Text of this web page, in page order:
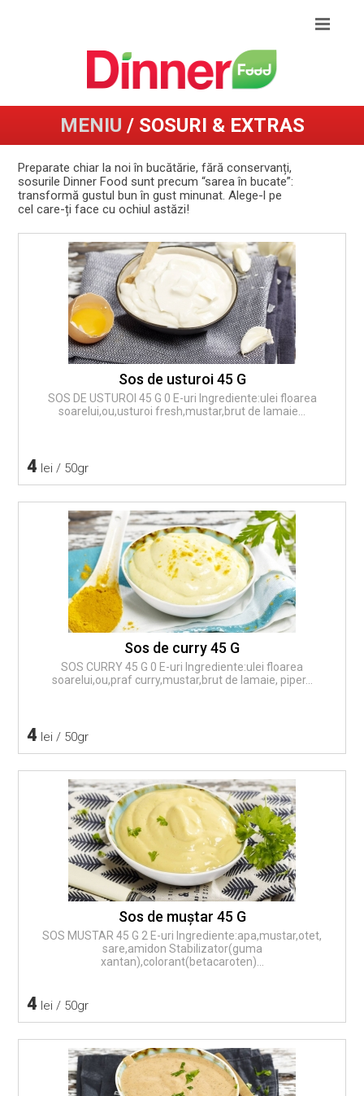
MENIU / SOSURI & EXTRAS
Preparate chiar la noi în bucătărie, fără conservanți,
sosurile Dinner Food sunt precum “sarea în bucate”:
transformă gustul bun în gust minunat. Alege-l pe
cel care-ți face cu ochiul astăzi!
Sos de usturoi 45 G
SOS DE USTUROI 45 G 0 E-uri Ingrediente:ulei floarea
soarelui,ou,usturoi fresh,mustar,brut de lamaie...
4 lei / 50gr
Sos de curry 45 G
SOS CURRY 45 G 0 E-uri Ingrediente:ulei floarea
soarelui,ou,praf curry,mustar,brut de lamaie, piper...
4 lei / 50gr
Sos de muştar 45 G
SOS MUSTAR 45 G 2 E-uri Ingrediente:apa,mustar,otet,
sare,amidon Stabilizator(guma
xantan),colorant(betacaroten)...
4 lei / 50gr